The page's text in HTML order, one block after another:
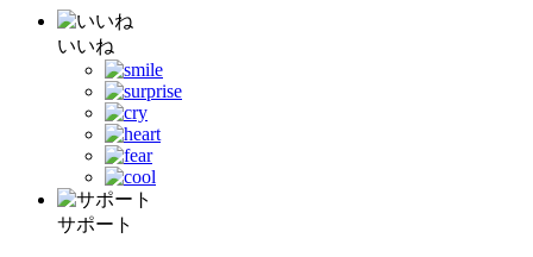
いいね
サポート